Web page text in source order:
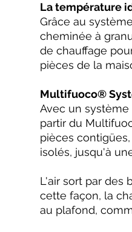
La température
Grâce au
cheminée à
de chauffage
pièces de la
Multifuoco®
Avec un
partir du
pièces
isolés, jusqu'à
L'air sort par des
cette façon, la
au plafond,